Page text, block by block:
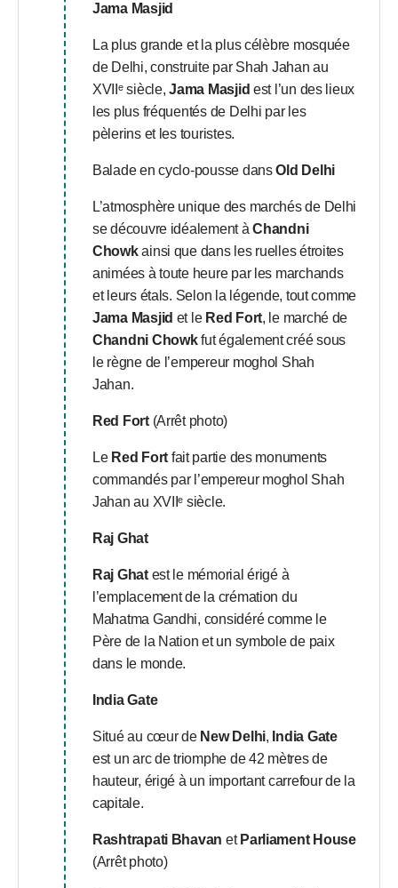
Jama Masjid
La plus grande et la plus célèbre mosquée
de Delhi, construite par Shah Jahan au
XVIIᵉ siècle,Jama Masjid est l’un des lieux
les plus fréquentés de Delhi par les
pèlerins et les touristes.
Balade en cyclo-pousse dansOld Delhi
L’atmosphère unique des marchés de Delhi
se découvre idéalement àChandni
Chowkainsi que dans les ruelles étroites
animées à toute heure par les marchands
et leurs étals. Selon la légende, tout comme
Jama Masjid et le Red Fort, le marché de
Chandni Chowkfut également créé sous
le règne de l’empereur moghol Shah
Jahan.
Red Fort(Arrêt photo)
Le Red Fort fait partie des monuments
commandés par l’empereur moghol Shah
Jahan au XVIIᵉ siècle.
Raj Ghat
Raj Ghatest le mémorial érigé à
l’emplacement de la crémation du
Mahatma Gandhi, considéré comme le
Père de la Nation et un symbole de paix
dans le monde.
India Gate
Situé au cœur de New Delhi, India Gate
est un arc de triomphe de 42 mètres de
hauteur, érigé à un important carrefour de la
capitale.
Rashtrapati Bhavan et Parliament House
(Arrêt photo)